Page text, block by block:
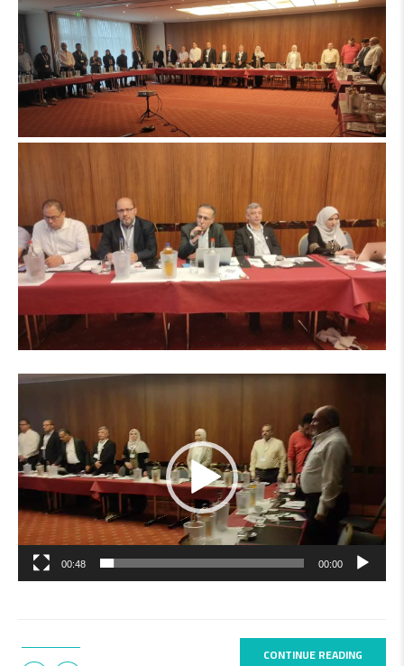
00:00
00:48
CONTINUE READING